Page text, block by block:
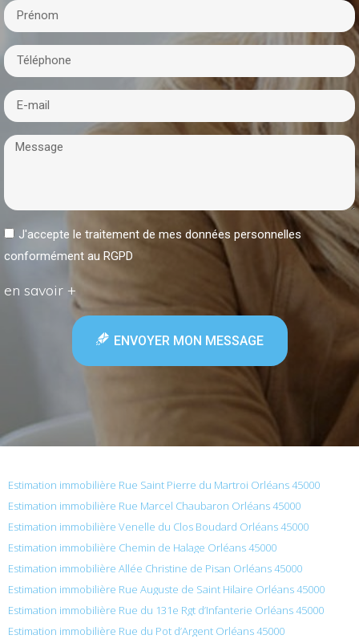
J'accepte le traitement de mes données personnelles
conformément au RGPD
en savoir +
ENVOYER MON MESSAGE
Estimation immobilière Rue Saint Pierre du Martroi Orléans 45000
Estimation immobilière Rue Marcel Chaubaron Orléans 45000
Estimation immobilière Venelle du Clos Boudard Orléans 45000
Estimation immobilière Chemin de Halage Orléans 45000
Estimation immobilière Allée Christine de Pisan Orléans 45000
Estimation immobilière Rue Auguste de Saint Hilaire Orléans 45000
Estimation immobilière Rue du 131e Rgt d’Infanterie Orléans 45000
Estimation immobilière Rue du Pot d’Argent Orléans 45000